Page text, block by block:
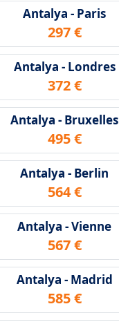
Antalya - Paris
297 €
Antalya - Londres
372 €
Antalya - Bruxelles
495 €
Antalya - Berlin
564 €
Antalya - Vienne
567 €
Antalya - Madrid
585 €